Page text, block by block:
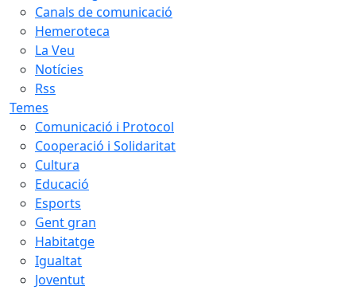
Canals de comunicació
Hemeroteca
La Veu
Notícies
Rss
Temes
Comunicació i Protocol
Cooperació i Solidaritat
Cultura
Educació
Esports
Gent gran
Habitatge
Igualtat
Joventut